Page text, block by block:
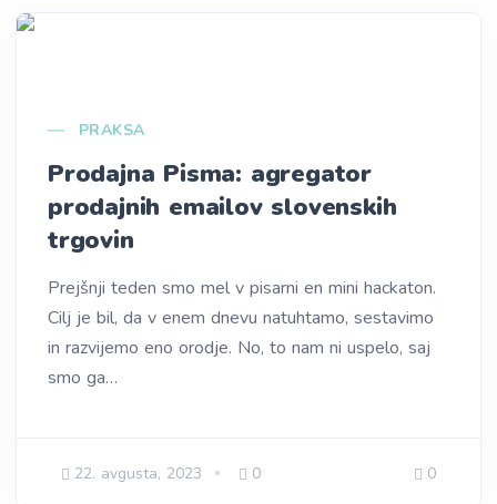
PRAKSA
Prodajna Pisma: agregator
prodajnih emailov slovenskih
trgovin
Prejšnji teden smo mel v pisarni en mini hackaton.
Cilj je bil, da v enem dnevu natuhtamo, sestavimo
in razvijemo eno orodje. No, to nam ni uspelo, saj
smo ga…
22. avgusta, 2023 0 0